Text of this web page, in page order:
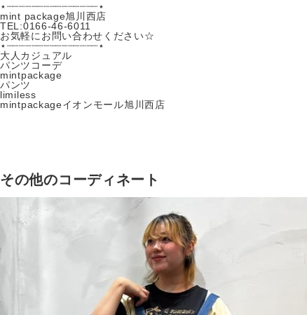
⋆┈┈┈┈┈┈┈┈┈┈┈┈┈┈┈⋆
mint package旭川西店
TEL:0166-46-6011
お気軽にお問い合わせください☆
⋆┈┈┈┈┈┈┈┈┈┈┈┈┈┈┈⋆
大人カジュアル
パンツコーデ
mintpackage
パンツ
limiless
mintpackageイオンモール旭川西店
その他のコーディネート